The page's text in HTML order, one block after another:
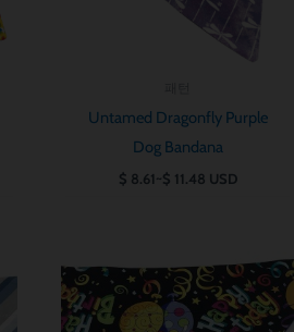
Untamed Dragonfly Purple
Dog Bandana
$ 8.61~$ 11.48 USD
격
범
위:
$ 8.61~$ 11.48